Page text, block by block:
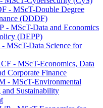
- MScT-Double Degree
(DDDF)
- MScT-Data and Economics
(DEPP)
MScT-Data Science for
- MScT-Economics, Data
Corporate Finance
- MScT-Environmental
and Sustainability